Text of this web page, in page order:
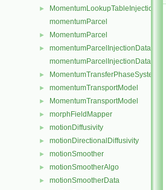
►
MomentumLookupTableInjection
momentumParcel
► MomentumParcel
►
momentumParcelInjectionData
momentumParcelInjectionDataIOList
► MomentumTransferPhaseSystem
► momentumTransportModel
► MomentumTransportModel
► morphFieldMapper
► motionDiffusivity
► motionDirectionalDiffusivity
► motionSmoother
► motionSmootherAlgo
► motionSmootherData